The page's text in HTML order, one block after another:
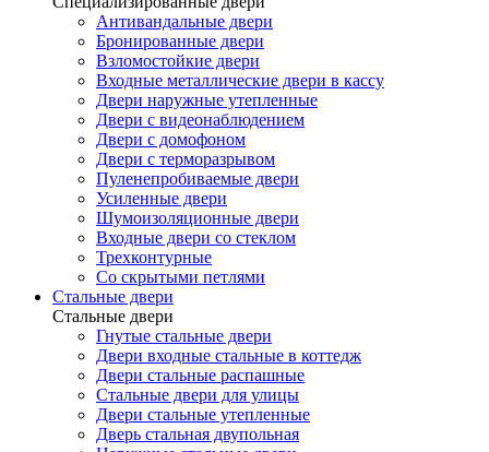
Антивандальные двери
Бронированные двери
Взломостойкие двери
Входные металлические двери в кассу
Двери наружные утепленные
Двери с видеонаблюдением
Двери с домофоном
Двери с терморазрывом
Пуленепробиваемые двери
Усиленные двери
Шумоизоляционные двери
Входные двери со стеклом
Трехконтурные
Со скрытыми петлями
Стальные двери
Стальные двери
Гнутые стальные двери
Двери входные стальные в коттедж
Двери стальные распашные
Стальные двери для улицы
Двери стальные утепленные
Дверь стальная двупольная